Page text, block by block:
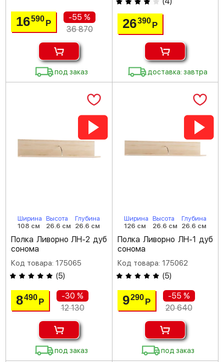
16590Р
-55 %
36 870
под заказ
26390 Р
доставка: завтра
Ширина
108 см
Высота
26.6 см
Глубина
26.6 см
Полка Ливорно ЛН-2 дуб
сонома
Код товара: 175065
(5)
8490Р
-30 %
12 130
под заказ
Ширина
126 см
Высота
26.6 см
Глубина
26.6 см
Полка Ливорно ЛН-1 дуб
сонома
Код товара: 175062
(5)
9290 Р
-55 %
20 640
под заказ